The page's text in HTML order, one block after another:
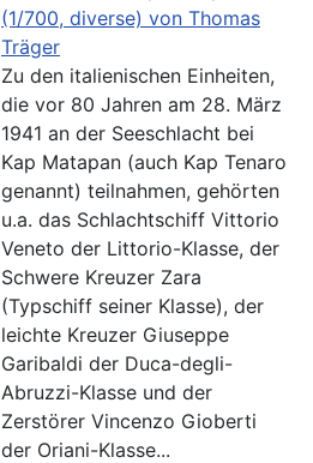
(1/700, diverse) von Thomas
Träger
Zu den italienischen Einheiten,
die vor 80 Jahren am 28. März
1941 an der Seeschlacht bei
Kap Matapan (auch Kap Tenaro
genannt) teilnahmen, gehörten
u.a. das Schlachtschiff Vittorio
Veneto der Littorio-Klasse, der
Schwere Kreuzer Zara
(Typschiff seiner Klasse), der
leichte Kreuzer Giuseppe
Garibaldi der Duca-degli-
Abruzzi-Klasse und der
Zerstörer Vincenzo Gioberti
der Oriani-Klasse...